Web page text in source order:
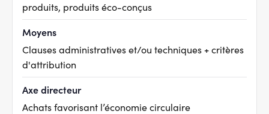
produits, produits éco-conçus
Moyens
Clauses administratives et/ou techniques + critères
d'attribution
Axe directeur
Achats favorisant l’économie circulaire